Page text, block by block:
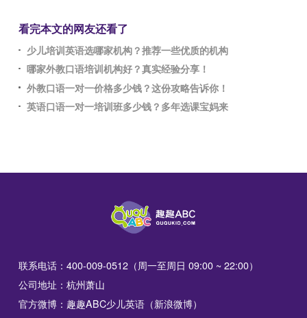
看完本文的网友还看了
少儿培训英语选哪家机构？推荐一些优质的机构
哪家外教口语培训机构好？真实经验分享！
外教口语一对一价格多少钱？这份攻略告诉你！
英语口语一对一培训班多少钱？多年选课宝妈来
联系电话：400-009-0512（周一至周日 09:00 ~ 22:00）
公司地址：杭州萧山
官方微博：趣趣ABC少儿英语（新浪微博）